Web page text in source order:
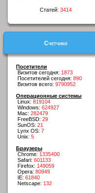
Статей: 3414
Счетчики
Посетители
Визитов сегодня: 1873
Посетителей сегодня: 890
Визитов всего: 9790952
Операционные системы
Linux: 819104
Windows: 624927
Mac: 282479
FreeBSD: 29
SunOS: 21
Lynx OS: 7
Unix: 5
Браузеры
Chrome: 1335400
Safari: 601133
Firefox: 149059
Opera: 80949
IE: 61840
Netscape: 132